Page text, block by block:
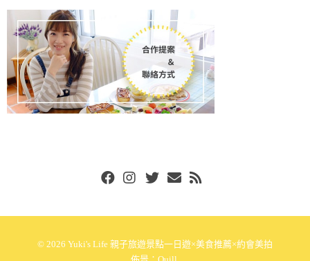
© 2026 Yuki's Life 親子旅遊景點一日遊×美食推薦×約會美拍